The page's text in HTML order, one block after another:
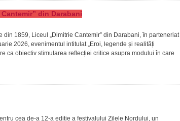
din Darabani
1859, Liceul „Dimitrie Cantemir” din Darabani, în parteneriat
2026, evenimentul intitulat „Eroi, legende și realități
ca obiectiv stimularea reflecției critice asupra modului în care
cea de-a 12-a ediție a festivalului Zilele Nordului, un